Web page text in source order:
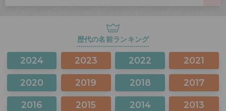
歴代の名前ランキング
2024 2023 2022 2021
2020 2019 2018 2017
2016 2015 2014 2013